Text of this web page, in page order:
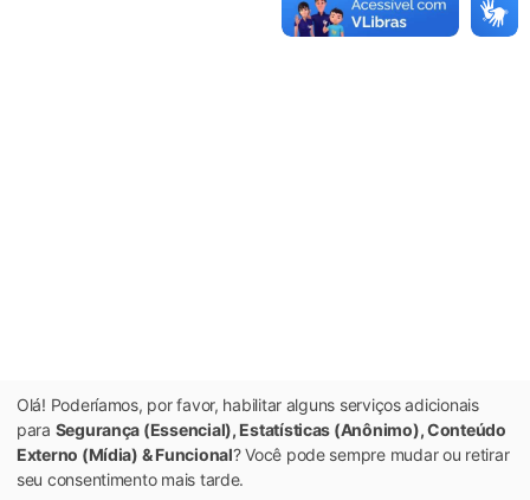
Olá! Poderíamos, por favor, habilitar alguns serviços adicionais
para Segurança (Essencial), Estatísticas (Anônimo), Conteúdo
Externo (Mídia) & Funcional? Você pode sempre mudar ou retirar
seu consentimento mais tarde.